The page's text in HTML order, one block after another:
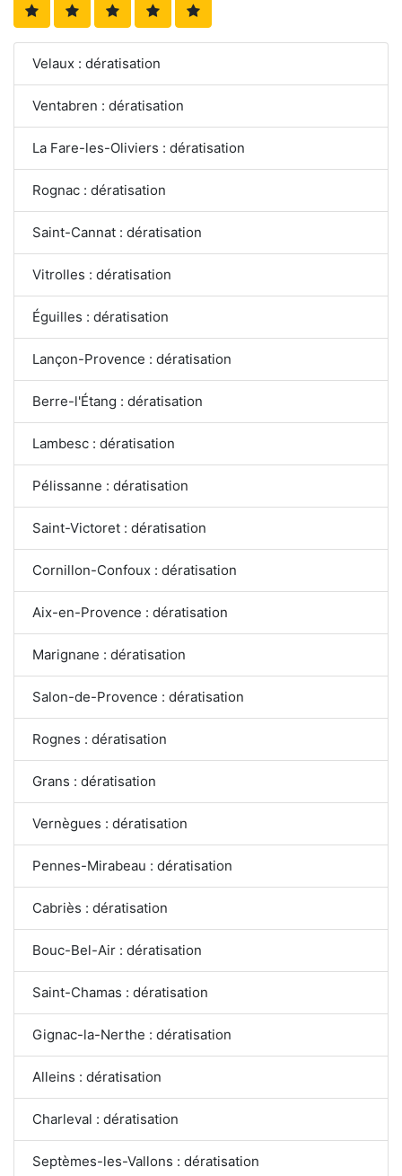
Velaux : dératisation
Ventabren : dératisation
La Fare-les-Oliviers : dératisation
Rognac : dératisation
Saint-Cannat : dératisation
Vitrolles : dératisation
Éguilles : dératisation
Lançon-Provence : dératisation
Berre-l'Étang : dératisation
Lambesc : dératisation
Pélissanne : dératisation
Saint-Victoret : dératisation
Cornillon-Confoux : dératisation
Aix-en-Provence : dératisation
Marignane : dératisation
Salon-de-Provence : dératisation
Rognes : dératisation
Grans : dératisation
Vernègues : dératisation
Pennes-Mirabeau : dératisation
Cabriès : dératisation
Bouc-Bel-Air : dératisation
Saint-Chamas : dératisation
Gignac-la-Nerthe : dératisation
Alleins : dératisation
Charleval : dératisation
Septèmes-les-Vallons : dératisation